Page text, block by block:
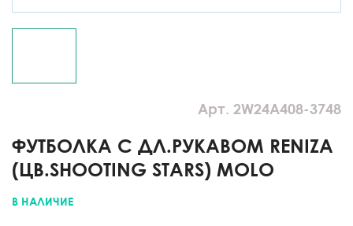
Арт. 2W24A408-3748
ФУТБОЛКА С ДЛ.РУКАВОМ RENIZA
(ЦВ.SHOOTING STARS) MOLO
В НАЛИЧИЕ